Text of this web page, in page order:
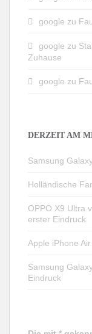
google zu
google zu
Zuhause
google zu
DERZEIT AM
Samsung
Holländische
OPPO X9 Ultra
erster Eindruck
Apple iPhone
Samsung
Eindruck